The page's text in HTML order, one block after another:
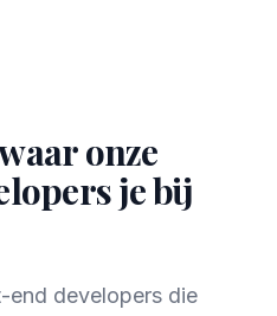
onze
je bij
end developers die